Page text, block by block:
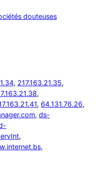
douteuses
, 217.163.21.35
, 64.131.76.26
, ds-